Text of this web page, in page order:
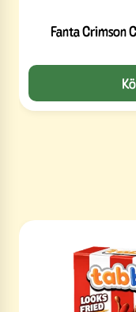
Fanta Crimson